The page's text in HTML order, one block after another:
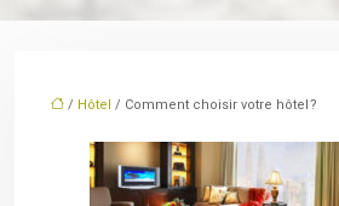
/ Hôtel / Comment choisir votre hôtel ?